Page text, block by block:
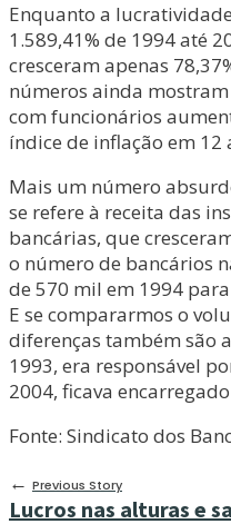
Enquanto a
1.589,41% de 1994 até
cresceram apenas
números ainda
com funcionários
índice de inflação em 12
Mais um número
se refere à receita das
bancárias, que
o número de bancários
de 570 mil em 1994
E se compararmos o
diferenças também são
1993, era responsável
2004, ficava
Fonte: Sindicato dos
← Previous Story
Lucros nas alturas e